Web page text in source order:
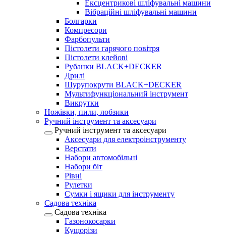
Ексцентрикові шліфувальні машини
Вібраційні шліфувальні машини
Болгарки
Компресори
Фарбопульти
Пістолети гарячого повітря
Пістолети клейові
Рубанки BLACK+DECKER
Дрилі
Шурупокрути BLACK+DECKER
Мультифункціональний інструмент
Викрутки
Ножівки, пили, лобзики
Ручний інструмент та аксесуари
Ручний інструмент та аксесуари
Аксесуари для електроінструменту
Верстати
Набори автомобільні
Набори біт
Рівні
Рулетки
Сумки і ящики для інструменту
Садова техніка
Садова техніка
Газонокосарки
Кущорізи